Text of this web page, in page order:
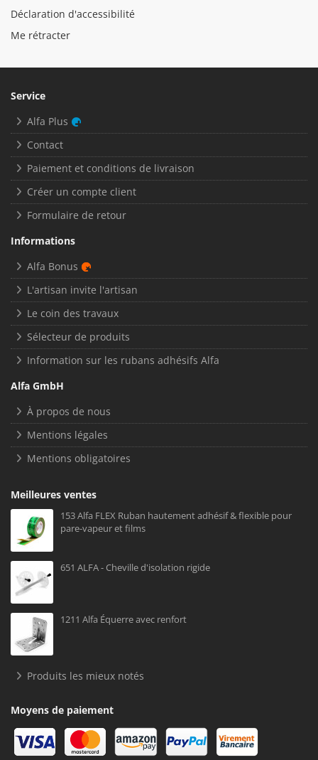
Déclaration d'accessibilité
Me rétracter
Service
Alfa Plus
Contact
Paiement et conditions de livraison
Créer un compte client
Formulaire de retour
Informations
Alfa Bonus
L'artisan invite l'artisan
Le coin des travaux
Sélecteur de produits
Information sur les rubans adhésifs Alfa
Alfa GmbH
À propos de nous
Mentions légales
Mentions obligatoires
Meilleures ventes
153 Alfa FLEX Ruban hautement adhésif & flexible pour
pare-vapeur et films
651 ALFA - Cheville d'isolation rigide
1211 Alfa Équerre avec renfort
Produits les mieux notés
Moyens de paiement